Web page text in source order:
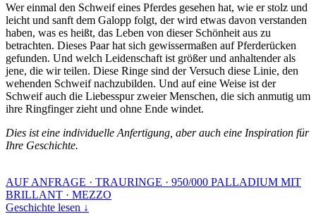
Wer einmal den Schweif eines Pferdes gesehen hat, wie er stolz und
leicht und sanft dem Galopp folgt, der wird etwas davon verstanden
haben, was es heißt, das Leben von dieser Schönheit aus zu
betrachten. Dieses Paar hat sich gewissermaßen auf Pferderücken
gefunden. Und welch Leidenschaft ist größer und anhaltender als
jene, die wir teilen. Diese Ringe sind der Versuch diese Linie, den
wehenden Schweif nachzubilden. Und auf eine Weise ist der
Schweif auch die Liebesspur zweier Menschen, die sich anmutig um
ihre Ringfinger zieht und ohne Ende windet.
Dies ist eine individuelle Anfertigung, aber auch eine Inspiration für
Ihre Geschichte.
AUF ANFRAGE · TRAURINGE · 950/000 PALLADIUM MIT
BRILLANT · MEZZO
Geschichte lesen ↓